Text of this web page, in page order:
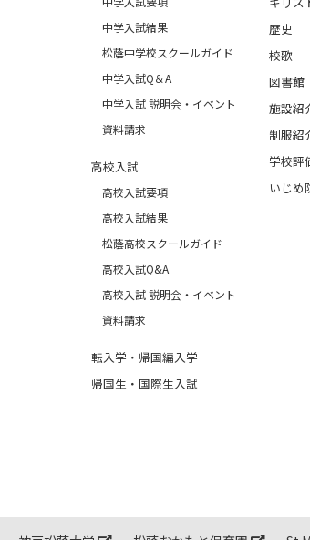
中学入試結果
松蔭中学校スクールガイド
中学入試Q＆A
中学入試 説明会・イベント
資料請求
高校入試
高校入試要項
高校入試結果
松蔭高校スクールガイド
高校入試Q&A
高校入試 説明会・イベント
資料請求
転入学・帰国編入学
帰国生・国際生入試
歴史
校歌
図書館
施設紹
制服紹
学校評
いじめ